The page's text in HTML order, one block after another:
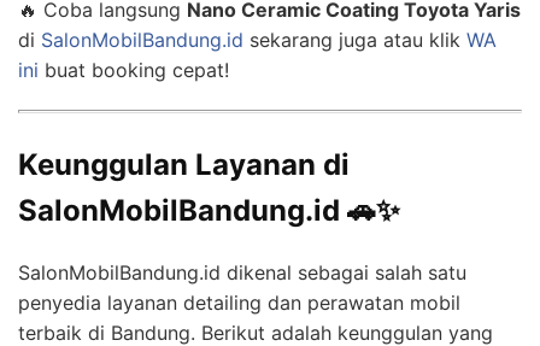
🔥 Coba langsung Nano Ceramic Coating Toyota Yaris
di SalonMobilBandung.id sekarang juga atau klik WA
ini buat booking cepat!
Keunggulan Layanan di
SalonMobilBandung.id 🚗✨
SalonMobilBandung.id dikenal sebagai salah satu
penyedia layanan detailing dan perawatan mobil
terbaik di Bandung. Berikut adalah keunggulan yang